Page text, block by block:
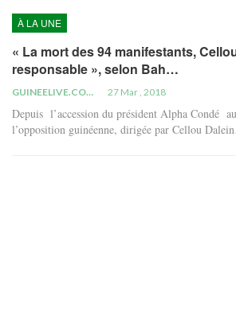
À LA UNE
« La mort des 94 manifestants,
responsable », selon Bah…
GUINEELIVE.COM 27 Mar , 2018
Depuis l’accession du président Alpha Condé
l’opposition guinéenne, dirigée par Cellou